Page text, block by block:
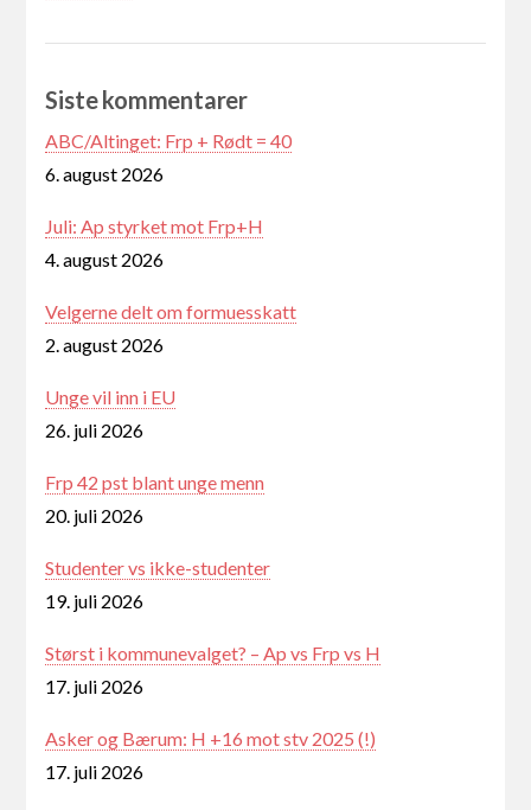
Siste kommentarer
ABC/Altinget: Frp + Rødt = 40
6. august 2026
Juli: Ap styrket mot Frp+H
4. august 2026
Velgerne delt om formuesskatt
2. august 2026
Unge vil inn i EU
26. juli 2026
Frp 42 pst blant unge menn
20. juli 2026
Studenter vs ikke-studenter
19. juli 2026
Størst i kommunevalget? – Ap vs Frp vs H
17. juli 2026
Asker og Bærum: H +16 mot stv 2025 (!)
17. juli 2026